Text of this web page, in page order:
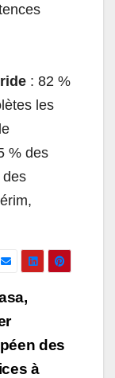
: 82 %
les
% des
des
des
à